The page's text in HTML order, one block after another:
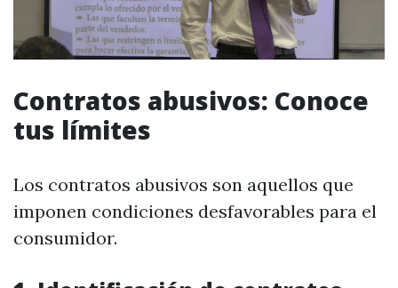
Contratos abusivos: Conoce
tus límites
Los contratos abusivos son aquellos que
imponen condiciones desfavorables para el
consumidor.